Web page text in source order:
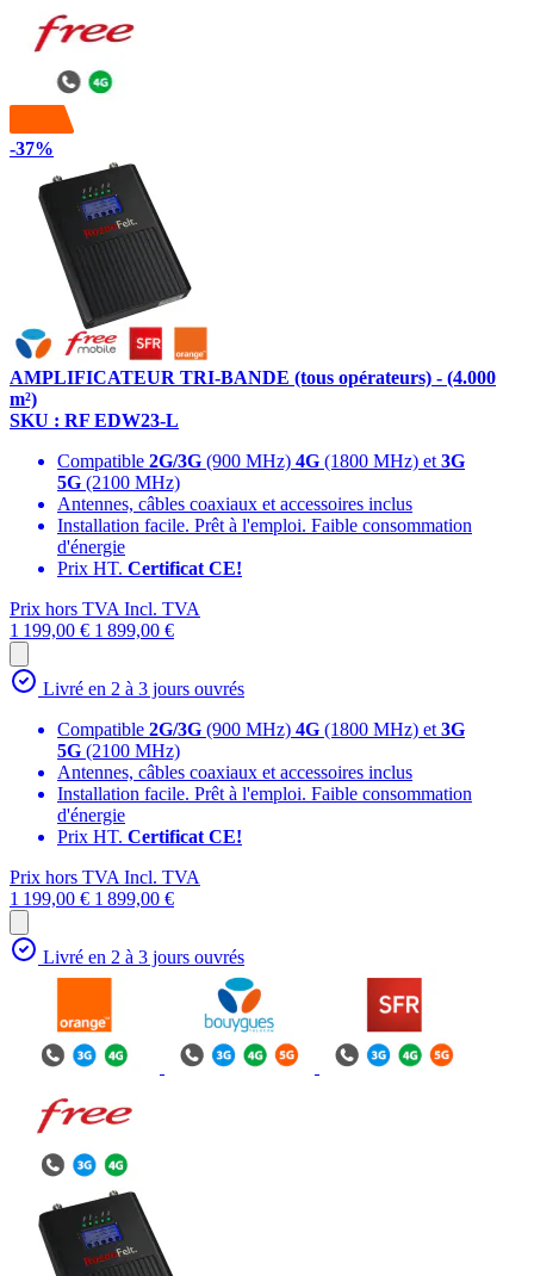
-37%
AMPLIFICATEUR TRI-BANDE (tous opérateurs) - (4.000
m²)
SKU : RF EDW23-L
Compatible 2G/3G (900 MHz) 4G (1800 MHz) et3G
5G (2100 MHz)
Antennes, câbles coaxiaux et accessoires inclus
Installation facile. Prêt à l'emploi. Faible consommation
d'énergie
Prix HT. Certificat CE!
Prix hors TVAIncl. TVA
1 199,00 € 1 899,00 €
Livré en 2 à 3 jours ouvrés
Compatible 2G/3G (900 MHz) 4G (1800 MHz) et3G
5G (2100 MHz)
Antennes, câbles coaxiaux et accessoires inclus
Installation facile. Prêt à l'emploi. Faible consommation
d'énergie
Prix HT. Certificat CE!
Prix hors TVAIncl. TVA
1 199,00 € 1 899,00 €
Livré en 2 à 3 jours ouvrés